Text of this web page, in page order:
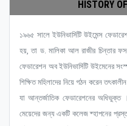
HISTORY
১৯৬৫ সালে ইউনিভার্সিটি উইমেন্স
হয়, তা ড. মালিকা আল রাজীর চিন্তার
ফেডারেশন অব ইউনিভার্সিটি উইমেনের
শিক্ষিত মহিলাদের নিয়ে গঠন করেন
যা আন্তর্জাতিক ফেডারেশনের
মেয়েদের জন্য একটি কলেজ ষ্হাপনের